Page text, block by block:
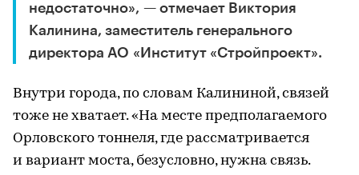
недостаточно», — отмечает Виктория
Калинина, заместитель генерального
директора АО «Институт «Стройпроект».
Внутри города, по словам Калининой, связей
тоже не хватает. «На месте предполагаемого
Орловского тоннеля, где рассматривается
и вариант моста, безусловно, нужна связь.